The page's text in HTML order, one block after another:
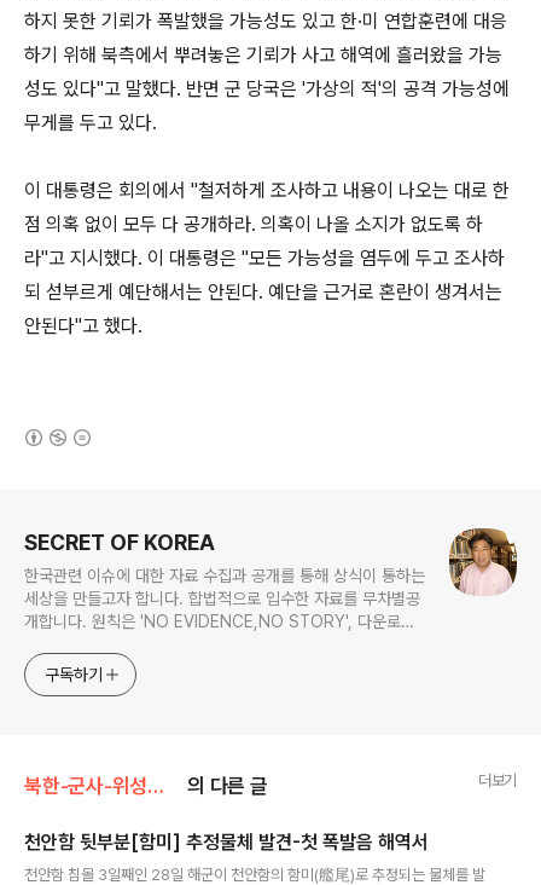
하지 못한 기뢰가 폭발했을 가능성도 있고 한·미 연합훈련에 대응
하기 위해 북측에서 뿌려놓은 기뢰가 사고 해역에 흘러왔을 가능
성도 있다"고 말했다. 반면 군 당국은 '가상의 적'의 공격 가능성에
무게를 두고 있다.
이 대통령은 회의에서 "철저하게 조사하고 내용이 나오는 대로 한
점 의혹 없이 모두 다 공개하라. 의혹이 나올 소지가 없도록 하
라"고 지시했다. 이 대통령은 "모든 가능성을 염두에 두고 조사하
되 섣부르게 예단해서는 안된다. 예단을 근거로 혼란이 생겨서는
안된다"고 했다.
SECRET OF KOREA
한국관련 이슈에 대한 자료 수집과 공개를 통해 상식이 통하는
세상을 만들고자 합니다. 합법적으로 입수한 자료를 무차별공
개합니다. 원칙은 'NO EVIDENCE,NO STORY', 다운로드
jesim56@gmail.com, 안보일때는 구글리더나 RSS로!!
구독하기
북한-군사-위성사진/군사 의 다른 글 더보기
천안함 뒷부분[함미] 추정물체 발견-첫 폭발음 해역서
천안함 침몰 3일째인 28일 해군이 천안함의 함미(艦尾)로 추정되는 물체를 발